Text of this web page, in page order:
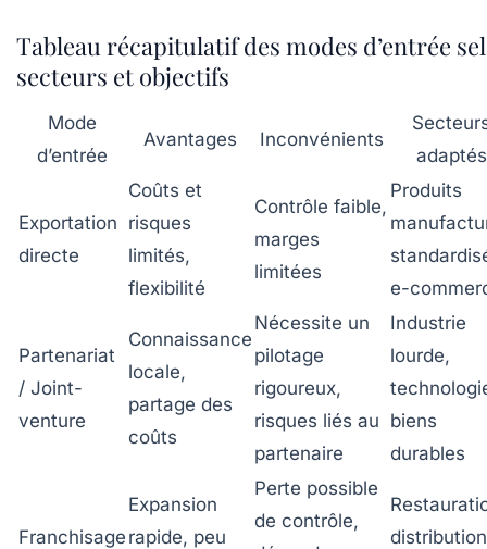
Tableau récapitulatif des modes d’entrée
secteurs et objectifs
Mode
d’entrée
Avantages Inconvénients
adaptés
Exportation
directe
Coûts et
risques
limités,
flexibilité
Contrôle faible,
marges
limitées
Produits
e-
Partenariat
/ Joint-
venture
Connaissance
locale,
partage des
coûts
Nécessite un
pilotage
rigoureux,
risques liés au
partenaire
Industrie
lourde,
biens
durables
Franchisage
Expansion
rapide, peu
Perte possible
de contrôle,